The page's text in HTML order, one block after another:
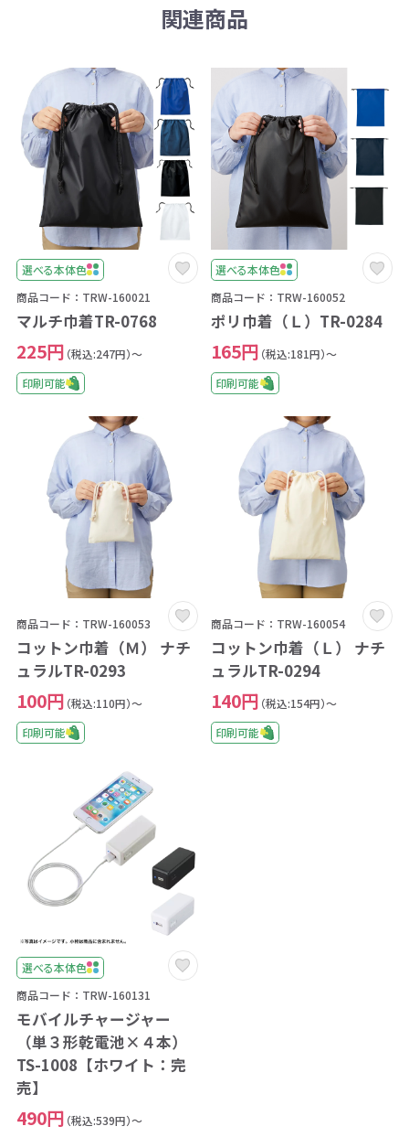
関連商品
選べる本体色
商品コード：TRW-160021
マルチ巾着TR-0768
225円 （税込:247円）～
印刷可能
選べる本体色
商品コード：TRW-160052
ポリ巾着（Ｌ）TR-0284
165円 （税込:181円）～
印刷可能
商品コード：TRW-160053
コットン巾着（Ｍ） ナチ
ュラルTR-0293
100円 （税込:110円）～
印刷可能
商品コード：TRW-160054
コットン巾着（Ｌ） ナチ
ュラルTR-0294
140円 （税込:154円）～
印刷可能
選べる本体色
商品コード：TRW-160131
モバイルチャージャー
（単３形乾電池×４本）
TS-1008【ホワイト：完
売】
490円 （税込:539円）～